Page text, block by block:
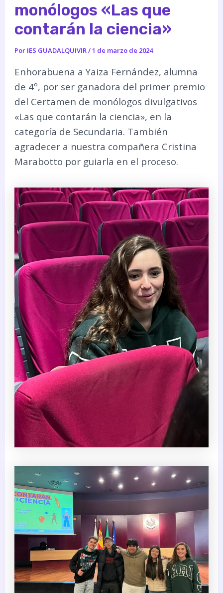
monólogos «Las que
contarán la ciencia»
Por IES GUADALQUIVIR/1 de marzo de 2024
Enhorabuena a Yaiza Fernández, alumna
de 4º, por ser ganadora del primer premio
del Certamen de monólogos divulgativos
«Las que contarán la ciencia», en la
categoría de Secundaria. También
agradecer a nuestra compañera Cristina
Marabotto por guiarla en el proceso.